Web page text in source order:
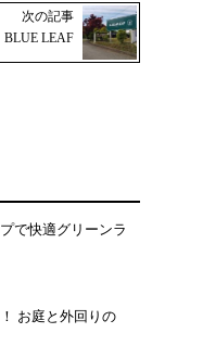
次の記事
LEAF
で快適グリーンラ
お庭と外回りの